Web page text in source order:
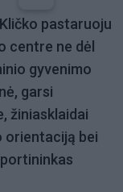
pastaruoju
centre ne dėl
gyvenimo
garsi
žiniasklaidai
orientaciją bei